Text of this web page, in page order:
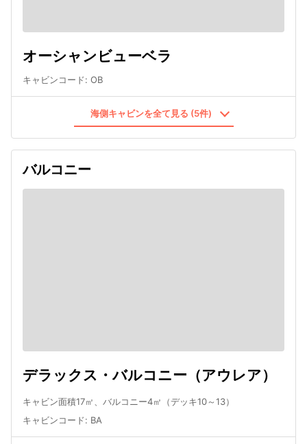
オーシャンビューベラ
キャビンコード: OB
海側キャビンを全て見る (5件)
バルコニー
デラックス・バルコニー（アウレア）
キャビン面積17㎡、バルコニー4㎡（デッキ10～13）
キャビンコード: BA